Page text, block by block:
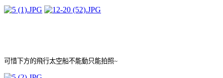
可惜下方的飛行太空船不能動只能拍照~